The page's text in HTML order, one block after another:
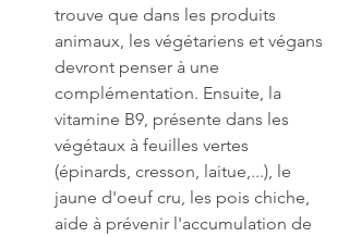
trouve que dans les produits
animaux, les végétariens et végans
devront penser à une
complémentation. Ensuite, la
vitamine B9, présente dans les
végétaux à feuilles vertes
(épinards, cresson, laitue,...), le
jaune d'oeuf cru, les pois chiche,
aide à prévenir l'accumulation de